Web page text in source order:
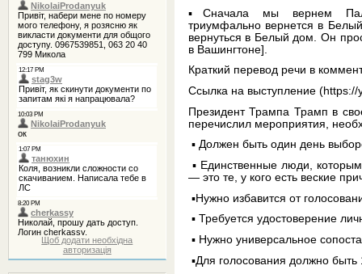
Щоб додати необхідна
авторизація
▪️Сначала мы вернем
триумфально вернется в
вернуться в Белый дом. Он
в Вашингтоне].
Краткий перевод речи в
Ссылка на выступление
Президент Трампа Трамп в
перечислил мероприятия,
▪️ Должен быть один день
▪️ Единственные люди,
— это те, у кого есть веские
▪️Нужно избавится от
▪️ Требуется удостоверение
▪️ Нужно универсальное
▪️Для голосования должно